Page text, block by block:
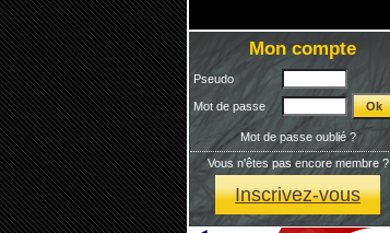
Mon compte
Pseudo
Mot de passe
Mot de passe oublié ?
Vous n'êtes pas encore membre ?
Inscrivez-vous